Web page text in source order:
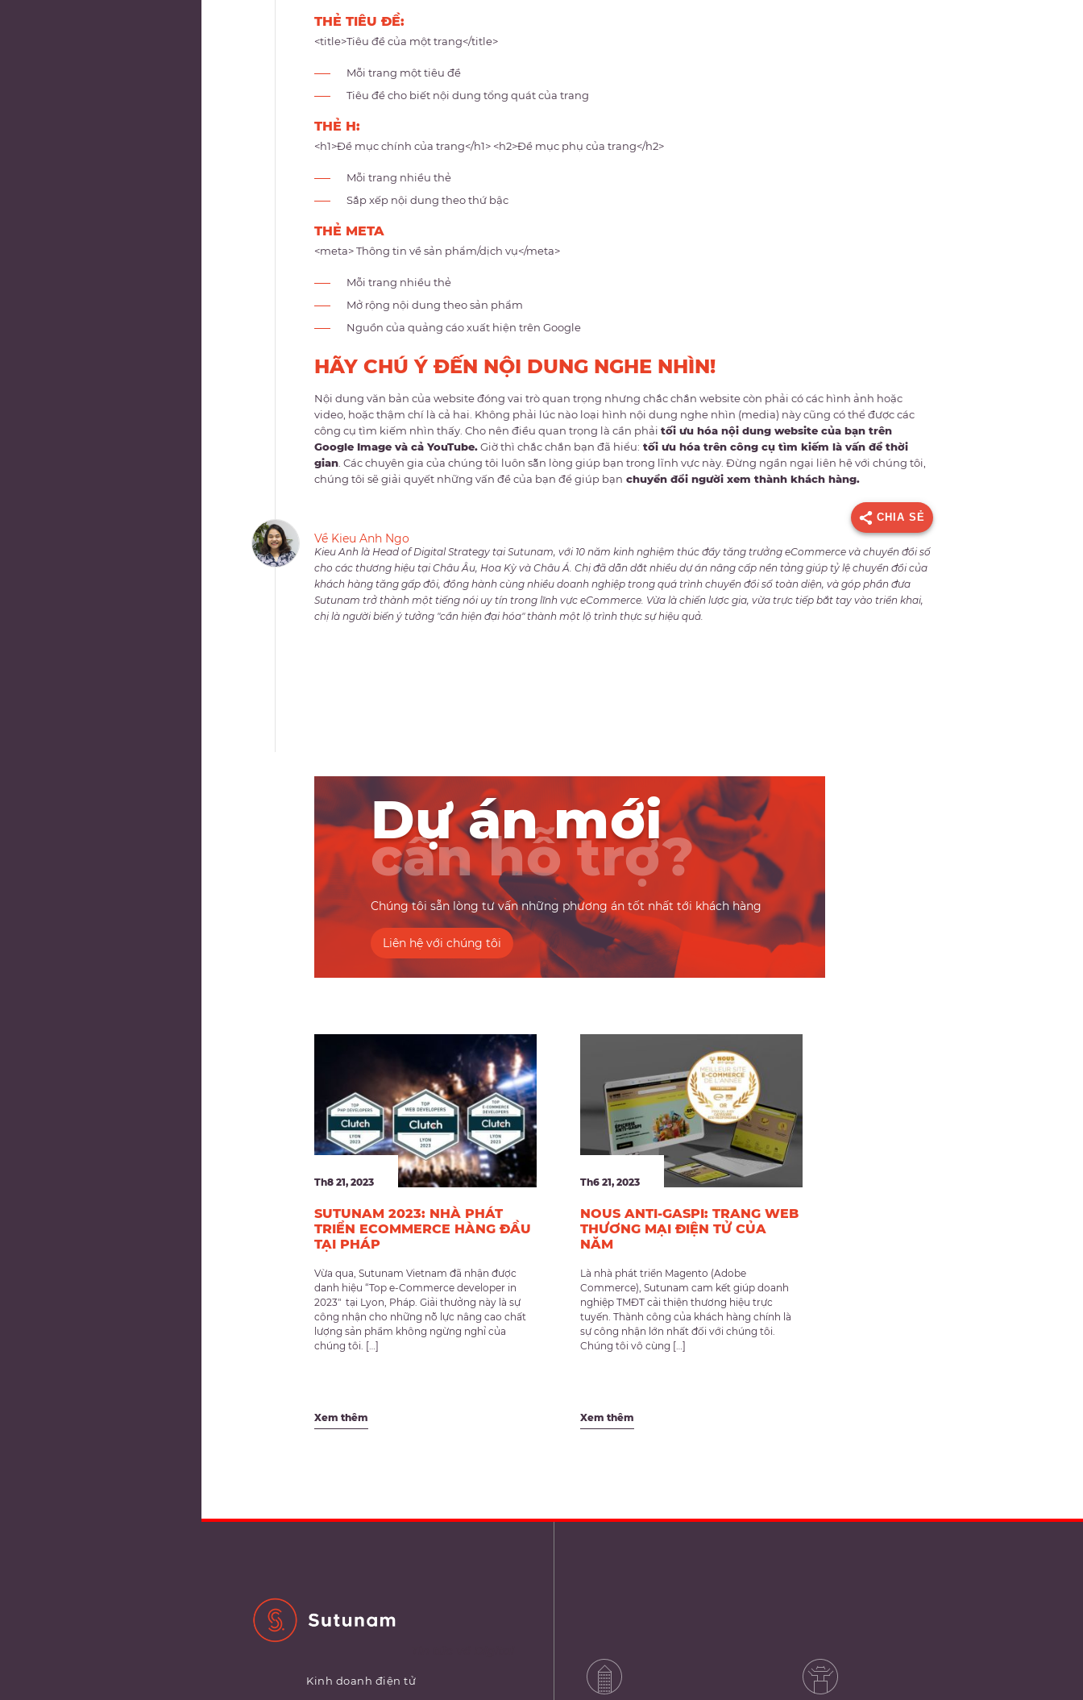
THẺ TIÊU ĐỀ:
<title>Tiêu đề của một trang</title>
Mỗi trang một tiêu đề
Tiêu đề cho biết nội dung tổng quát của trang
THẺ H:
<h1>Đề mục chính của trang</h1> <h2>Đề mục phụ của trang</h2>
Mỗi trang nhiều thẻ
Sắp xếp nội dung theo thứ bậc
THẺ META
<meta> Thông tin về sản phẩm/dịch vụ</meta>
Mỗi trang nhiều thẻ
Mở rộng nội dung theo sản phẩm
Nguồn của quảng cáo xuất hiện trên Google
HÃY CHÚ Ý ĐẾN NỘI DUNG NGHE NHÌN!
Nội dung văn bản của website đóng vai trò quan trọng nhưng chắc chắn website còn phải có các hình ảnh hoặc
video, hoặc thậm chí là cả hai. Không phải lúc nào loại hình nội dung nghe nhìn (media) này cũng có thể được các
công cụ tìm kiếm nhìn thấy. Cho nên điều quan trọng là cần phải tối ưu hóa nội dung website của bạn trên
Google Image và cả YouTube.Giờ thì chắc chắn bạn đã hiểu: tối ưu hóa trên công cụ tìm kiếm là vấn đề thời
gian . Các chuyên gia của chúng tôi luôn sẵn lòng giúp bạn trong lĩnh vực này. Đừng ngần ngại liên hệ với chúng tôi,
chúng tôi sẽ giải quyết những vấn đề của bạn để giúp bạn chuyển đổi người xem thành khách hàng.
CHIA SẺ
Về Kieu Anh Ngo
Kieu Anh là Head of Digital Strategy tại Sutunam, với 10 năm kinh nghiệm thúc đẩy tăng trưởng eCommerce và chuyển đổi số
cho các thương hiệu tại Châu Âu, Hoa Kỳ và Châu Á. Chị đã dẫn dắt nhiều dự án nâng cấp nền tảng giúp tỷ lệ chuyển đổi của
khách hàng tăng gấp đôi, đồng hành cùng nhiều doanh nghiệp trong quá trình chuyển đổi số toàn diện, và góp phần đưa
Sutunam trở thành một tiếng nói uy tín trong lĩnh vực eCommerce. Vừa là chiến lược gia, vừa trực tiếp bắt tay vào triển khai,
chị là người biến ý tưởng "cần hiện đại hóa" thành một lộ trình thực sự hiệu quả.
Dự án mới
cần hỗ trợ?
Chúng tôi sẵn lòng tư vấn những phương án tốt nhất tới khách hàng
Liên hệ với chúng tôi
Th8 21, 2023
SUTUNAM 2023: NHÀ PHÁT
TRIỂN ECOMMERCE HÀNG ĐẦU
TẠI PHÁP
Vừa qua, Sutunam Vietnam đã nhận được
danh hiệu “Top e-Commerce developer in
2023″ tại Lyon, Pháp. Giải thưởng này là sự
công nhận cho những nỗ lực nâng cao chất
lượng sản phẩm không ngừng nghỉ của
chúng tôi. […]
Xem thêm
Th6 21, 2023
NOUS ANTI-GASPI: TRANG WEB
THƯƠNG MẠI ĐIỆN TỬ CỦA
NĂM
Là nhà phát triển Magento (Adobe
Commerce), Sutunam cam kết giúp doanh
nghiệp TMĐT cải thiện thương hiệu trực
tuyến. Thành công của khách hàng chính là
sự công nhận lớn nhất đối với chúng tôi.
Chúng tôi vô cùng […]
Xem thêm
Kinh doanh điện tử